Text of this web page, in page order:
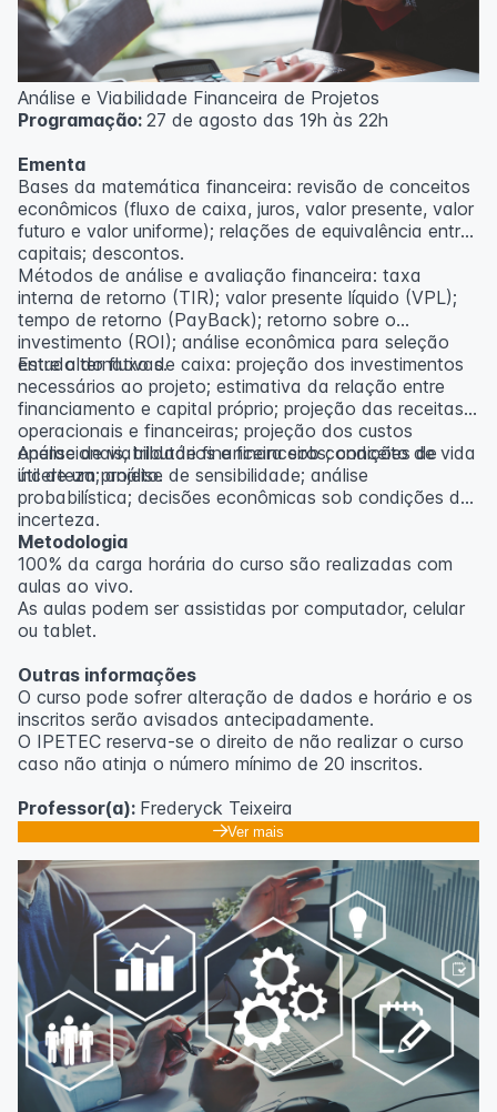
Análise e Viabilidade Financeira de Projetos
Programação: 27 de agosto das 19h às 22h
Ementa
Bases da matemática financeira: revisão de conceitos
econômicos (fluxo de caixa, juros, valor presente, valor
futuro e valor uniforme); relações de equivalência entre
capitais; descontos.
Métodos de análise e avaliação financeira: taxa
interna de retorno (TIR); valor presente líquido (VPL);
tempo de retorno (PayBack); retorno sobre o
investimento (ROI); análise econômica para seleção
entre alternativas.
Estudo do fluxo de caixa: projeção dos investimentos
necessários ao projeto; estimativa da relação entre
financiamento e capital próprio; projeção das receitas
operacionais e financeiras; projeção dos custos
operacionais, tributários e financeiros; conceito de vida
útil de um projeto.
Análise de viabilidade financeira sob condições de
incerteza; análise de sensibilidade; análise
probabilística; decisões econômicas sob condições de
incerteza.
Metodologia
100% da carga horária do curso são realizadas com
aulas ao vivo.
As aulas podem ser assistidas por computador, celular
ou tablet.
Outras informações
O curso pode sofrer alteração de dados e horário e os
inscritos serão avisados ​​antecipadamente.
O IPETEC reserva-se o direito de não realizar o curso
caso não atinja o número mínimo de 20 inscritos.
Professor(a): Frederyck Teixeira
Ver mais